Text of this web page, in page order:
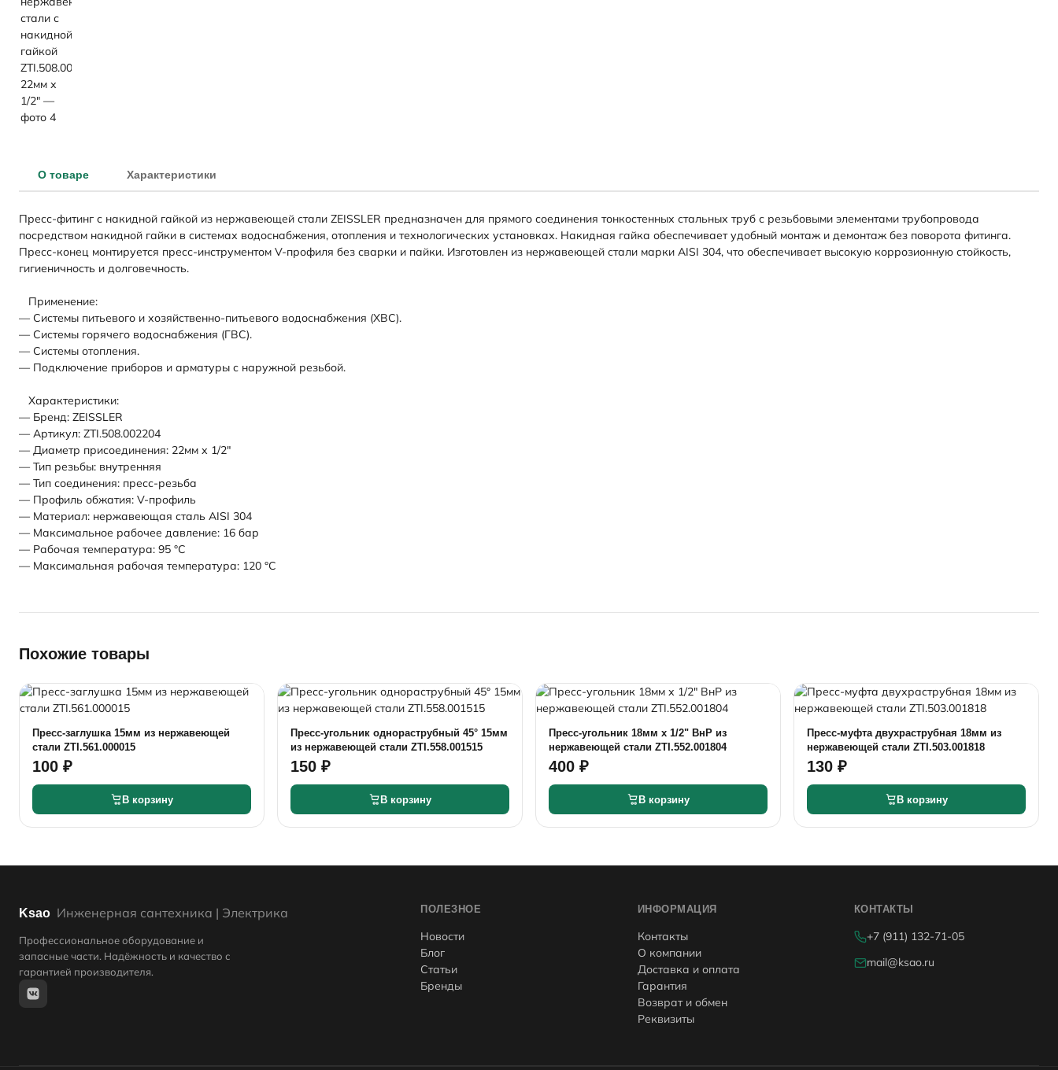
О товаре Характеристики
Пресс-фитинг с накидной гайкой из нержавеющей стали ZEISSLER предназначен для прямого соединения тонкостенных стальных труб с резьбовыми элементами трубопровода
посредством накидной гайки в системах водоснабжения, отопления и технологических установках. Накидная гайка обеспечивает удобный монтаж и демонтаж без поворота фитинга.
Пресс-конец монтируется пресс-инструментом V-профиля без сварки и пайки. Изготовлен из нержавеющей стали марки AISI 304, что обеспечивает высокую коррозионную стойкость,
гигиеничность и долговечность.
Применение:
— Системы питьевого и хозяйственно-питьевого водоснабжения (ХВС).
— Системы горячего водоснабжения (ГВС).
— Системы отопления.
— Подключение приборов и арматуры с наружной резьбой.
Характеристики:
— Бренд: ZEISSLER
— Артикул: ZTI.508.002204
— Диаметр присоединения: 22мм х 1/2"
— Тип резьбы: внутренняя
— Тип соединения: пресс-резьба
— Профиль обжатия: V-профиль
— Материал: нержавеющая сталь AISI 304
— Максимальное рабочее давление: 16 бар
— Рабочая температура: 95 °С
— Максимальная рабочая температура: 120 °С
Похожие товары
Пресс-заглушка 15мм из нержавеющей
стали ZTI.561.000015
100 ₽
В корзину
Пресс-угольник однораструбный 45° 15мм
из нержавеющей стали ZTI.558.001515
150 ₽
В корзину
Пресс-угольник 18мм х 1/2" ВнР из
нержавеющей стали ZTI.552.001804
400 ₽
В корзину
Пресс-муфта двухраструбная 18мм из
нержавеющей стали ZTI.503.001818
130 ₽
В корзину
Ksao Инженерная сантехника | Электрика
Профессиональное оборудование и
запасные части. Надёжность и качество с
гарантией производителя.
ПОЛЕЗНОЕ
Новости
Блог
Статьи
Бренды
ИНФОРМАЦИЯ
Контакты
О компании
Доставка и оплата
Гарантия
Возврат и обмен
Реквизиты
КОНТАКТЫ
+7 (911) 132-71-05
mail@ksao.ru